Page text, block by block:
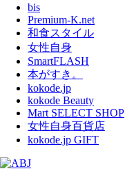
bis
Premium-K.net
和食スタイル
女性自身
SmartFLASH
本がすき。
kokode.jp
kokode Beauty
Mart SELECT SHOP
女性自身百貨店
kokode.jp GIFT